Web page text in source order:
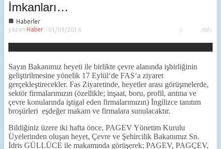
İmkanları…
■ Haberler
yazan Haber - 01/09/2014 0 3081
Sayın Bakanımız heyeti ile birlikte çevre alanında işbirliğinin
geliştirilmesine yönelik 17 Eylül‘de FAS‘a ziyaret
gerçekleştirecekler. Fas Ziyaretinde, heyetler arası görüşmelerde,
sektör firmalarımızın (özellikle; inşaat, boru, profil, arıtma ve
çevre konularında iştigal eden firmalarımızın) İngilizce tanıtım
broşürleri eşdeğer makam ve firmalara sunulacaktır.
Bildiğiniz üzere iki hafta önce, PAGEV Yönetim Kurulu
Üyelerinden oluşan heyet, Çevre ve Şehircilik Bakanımız Sn.
İdris GÜLLÜCE ile makamında görüşerek; PAGEV, PAGÇEV,